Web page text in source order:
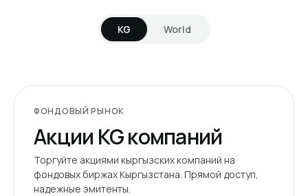
KG World
ФОНДОВЫЙ РЫНОК
Акции KG компаний
Торгуйте акциями кыргызских компаний на
фондовых биржах Кыргызстана. Прямой доступ,
надежные эмитенты.